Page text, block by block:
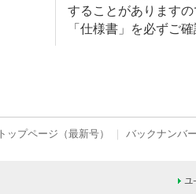
することがあります
「仕様書」を必ずご
トップページ（最新号） バックナンバ